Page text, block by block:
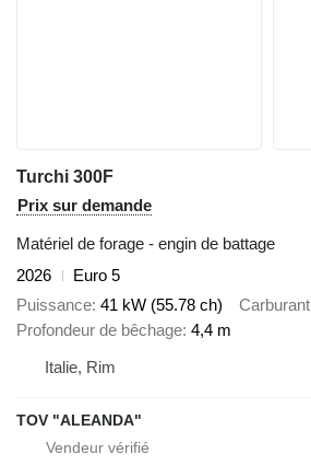
Turchi 300F
Prix sur demande
Matériel de forage - engin de battage
2026
Euro 5
Puissance 41 kW (55.78 ch) Carburant
Profondeur de bêchage 4,4 m
Italie, Rim
TOV "ALEANDA"